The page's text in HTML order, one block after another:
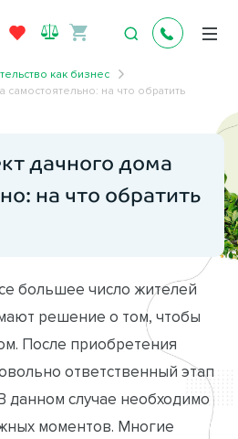
как бизнес
на что обратить
дачного дома
на что обратить
большее число жителей
решение о том, чтобы
После приобретения
ответственный этап
данном случае необходимо
моментов. Многие